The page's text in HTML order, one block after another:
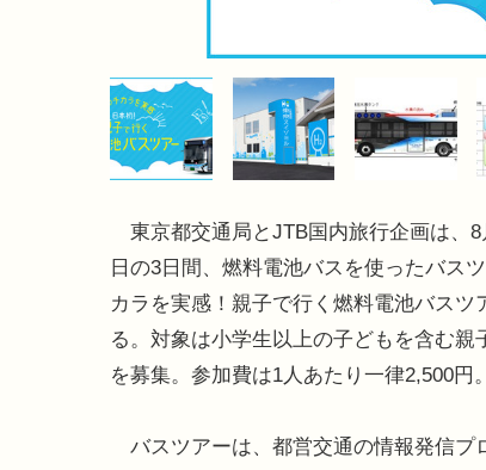
東京都交通局とJTB国内旅行企画は、8
日の3日間、燃料電池バスを使ったバス
カラを実感！親子で行く燃料電池バスツ
る。対象は小学生以上の子どもを含む親
を募集。参加費は1人あたり一律2,500円。
バスツアーは、都営交通の情報発信プ